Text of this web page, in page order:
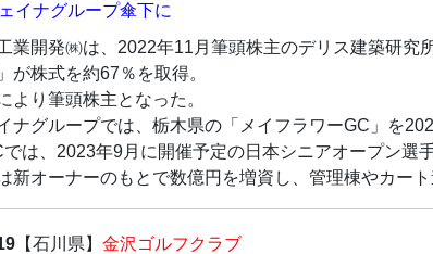
イナグループ傘下に
業開発㈱は、2022年11月筆頭株主のデリス建築研
が株式を約67％を取得。
より筆頭株主となった。
ナグループでは、栃木県の「メイフラワーGC」を
では、2023年9月に開催予定の日本シニアオープン選
新オーナーのもとで数億円を増資し、管理棟やカート
【石川県】 金沢ゴルフクラブ